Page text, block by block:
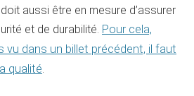
aussi être en mesure d’assurer
et de durabilité. Pour cela,
vu dans un billet précédent, il faut
qualité.